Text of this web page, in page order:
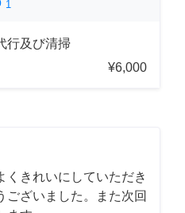
1
行及び清掃
¥6,000
くきれいにしていただき
ございました。また次回